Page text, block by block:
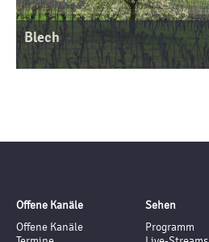
Blech
Offene Kanäle
Offene Kanäle
Sehen
Programm